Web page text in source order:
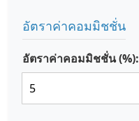
อัตราค่าคอมมิชชั่น
อัตราค่าคอมมิชชั่น (%):